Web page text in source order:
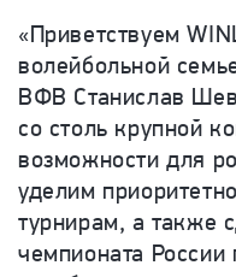
«Приветствуем
волейбольной
ВФВ Станислав
со столь крупной
возможности для
уделим
турнирам, а также
чемпионата